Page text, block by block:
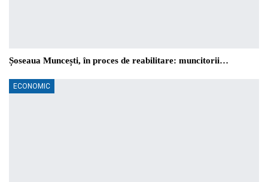
Șoseaua Muncești, în proces de reabilitare: muncitorii…
ECONOMIC